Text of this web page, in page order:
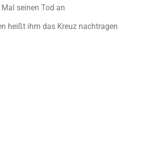
seinen Tod an
heißt ihm das Kreuz nachtragen